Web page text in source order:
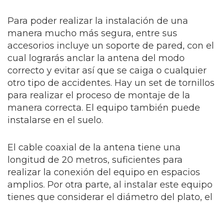
Para poder realizar la instalación de una
manera mucho más segura, entre sus
accesorios incluye un soporte de pared, con el
cual lograrás anclar la antena del modo
correcto y evitar así que se caiga o cualquier
otro tipo de accidentes. Hay un set de tornillos
para realizar el proceso de montaje de la
manera correcta. El equipo también puede
instalarse en el suelo.
El cable coaxial de la antena tiene una
longitud de 20 metros, suficientes para
realizar la conexión del equipo en espacios
amplios. Por otra parte, al instalar este equipo
tienes que considerar el diámetro del plato, el